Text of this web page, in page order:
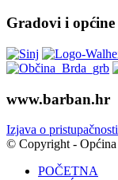
Gradovi i
www.barban.hr
Izjava o
© Copyright - Općina
POČETNA